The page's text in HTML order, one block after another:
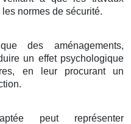
normes de sécurité.
des aménagements,
un effet psychologique
en leur procurant un
peut représenter